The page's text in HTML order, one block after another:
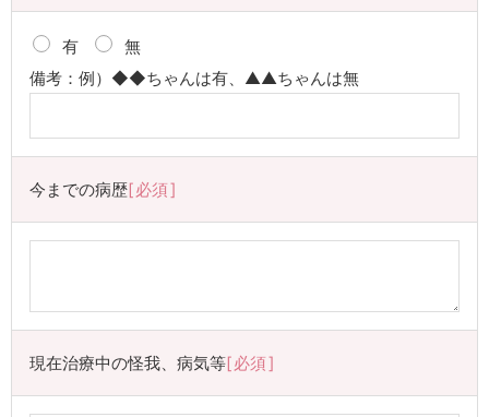
有
無
備考：例）◆◆ちゃんは有、▲▲ちゃんは無
今までの病歴 必須
現在治療中の怪我、病気等 必須